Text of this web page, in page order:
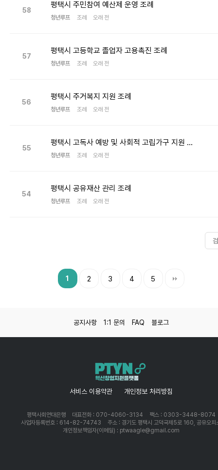
58
평택시 주민참여 예산제 운영 조례
청년루프 조례 오래 전
57
평택시 고등학교 졸업자 고용촉진 조례
청년루프 조례 오래 전
56
평택시 주거복지 지원 조례
청년루프 조례 오래 전
55
평택시 고독사 예방 및 사회적 고립가구 지원 조례
청년루프 조례 오래 전
54
평택시 공유재산 관리 조례
청년루프 조례 오래 전
1 2 3 4 5
공지사항 1:1 문의 FAQ 블로그
서비스 이용약관 개인정보 처리방침
평택사회연대은행 대표전화 : 070-4060-3134
팩스 : 0303-3448-8074
사업자등록번호 : 614-82-74743
주소 : 경기도 평택시 고덕국제5로 160, 공유오피
개인정보책임자(이메일) : ptwaagle@gmail.com